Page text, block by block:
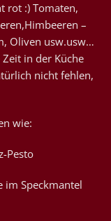
rot :) Tomaten,
–
Oliven usw.usw…
in der Küche
nicht fehlen,
wie:
Pesto
im Speckmantel